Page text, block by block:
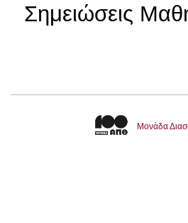
Σημειώσεις
Μονάδα